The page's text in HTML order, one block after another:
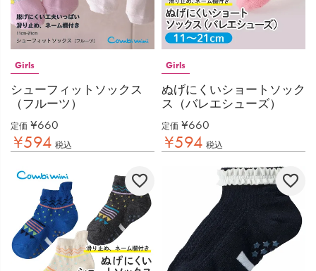
Girls
シューフィットソックス
（フルーツ）
定価 ¥660
¥594 税込
Girls
ぬげにくいショートソック
ス（バレエシューズ）
定価 ¥660
¥594 税込